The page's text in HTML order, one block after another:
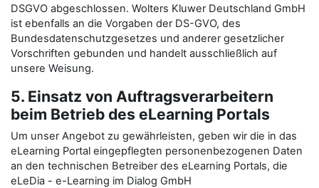
DSGVO abgeschlossen. Wolters Kluwer Deutschland GmbH
ist ebenfalls an die Vorgaben der DS-GVO, des
Bundesdatenschutzgesetzes und anderer gesetzlicher
Vorschriften gebunden und handelt ausschließlich auf
unsere Weisung.
5. Einsatz von Auftragsverarbeitern
beim Betrieb des eLearning Portals
Um unser Angebot zu gewährleisten, geben wir die in das
eLearning Portal eingepflegten personenbezogenen Daten
an den technischen Betreiber des eLearning Portals, die
eLeDia - e-Learning im Dialog GmbH